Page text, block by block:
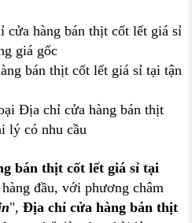
hàng bán thịt cốt lết giá sỉ
giá gốc
bán thịt cốt lết giá sỉ tại tận
Địa chỉ cửa hàng bán thịt
lý có nhu cầu
bán thịt cốt lết giá sỉ tại
đầu, với phương châm
",Địa chỉ cửa hàng bán thịt